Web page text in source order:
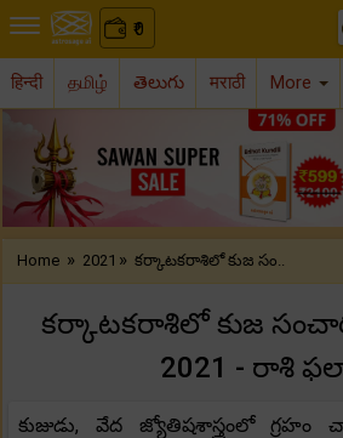
₹
0
हिन्दी தமிழ் తెలుగు मराठी More
Previous
Home » 2021 » కర్కాటకరాశిలో కుజ సం..
కర్కాటకరాశిలో కుజ
2021 - రాశి
కుజుడు, వేద జ్యోతిషశాస్త్రంలో